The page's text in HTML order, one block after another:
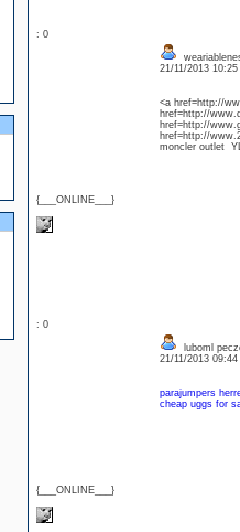
: 0
{___ONLINE___}
21/11/2013
<a href=http://
href=http://
href=http://
href=http://
moncler outlet
: 0
{___ONLINE___}
luboml
21/11/2013
parajumpers
cheap uggs for